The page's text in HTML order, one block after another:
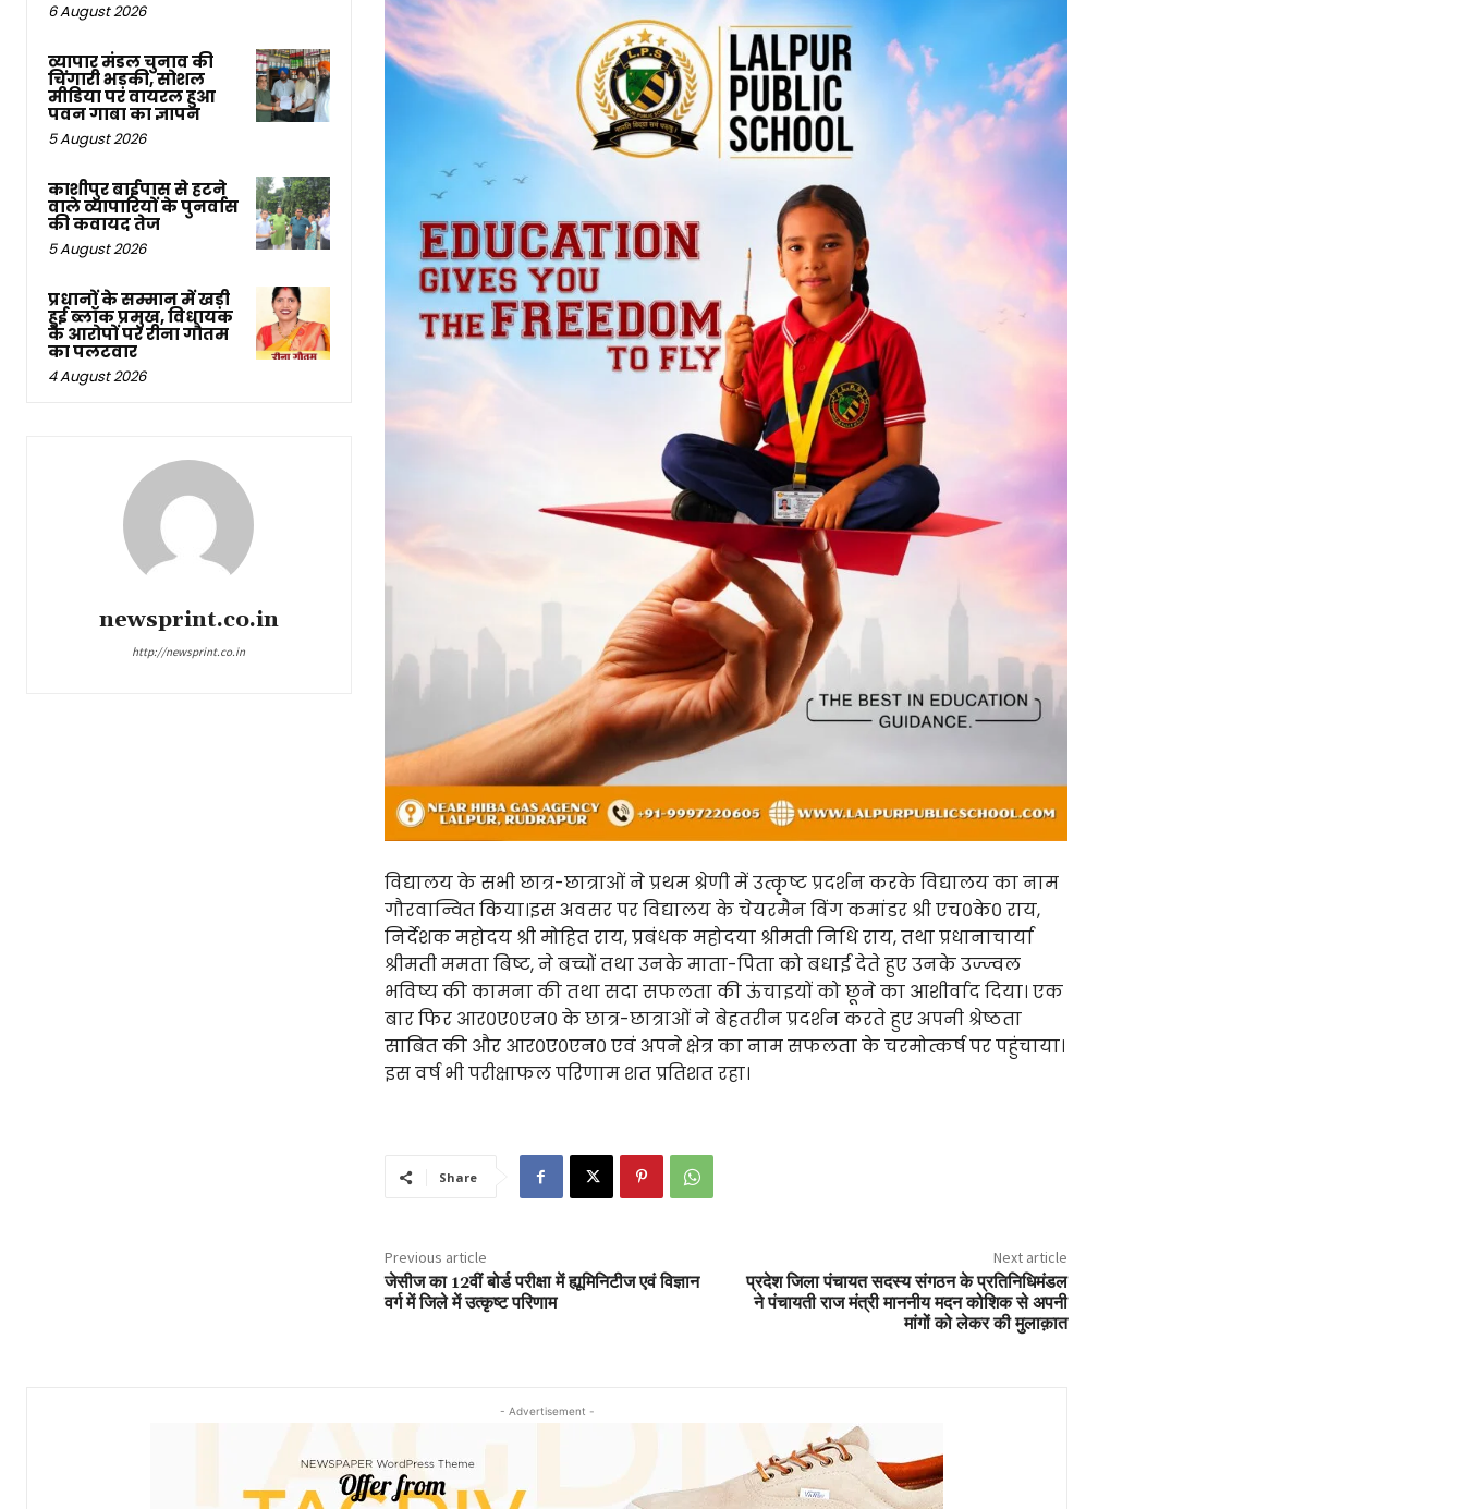
6 August 2026
व्यापार मंडल चुनाव की
चिंगारी भड़की, सोशल
मीडिया पर वायरल हुआ
पवन गाबा का ज्ञापन
5 August 2026
काशीपुर बाईपास से हटने
वाले व्यापारियों के पुनर्वास
की कवायद तेज
5 August 2026
प्रधानों के सम्मान में खड़ी
हुई ब्लॉक प्रमुख, विधायक
के आरोपों पर रीना गौतम
का पलटवार
4 August 2026
newsprint.co.in
http://newsprint.co.in
विद्यालय के सभी छात्र-छात्राओं ने प्रथम श्रेणी में उत्कृष्ट प्रदर्शन करके विद्यालय का नाम
गौरवान्वित किया।इस अवसर पर विद्यालय के चेयरमैन विंग कमांडर श्री एच०के० राय,
निर्देशक महोदय श्री मोहित राय, प्रबंधक महोदया श्रीमती निधि राय, तथा प्रधानाचार्या
श्रीमती ममता बिष्ट, ने बच्चों तथा उनके माता-पिता को बधाई देते हुए उनके उज्ज्वल
भविष्य की कामना की तथा सदा सफलता की ऊंचाइयों को छूने का आशीर्वाद दिया। एक
बार फिर आर०ए०एन० के छात्र-छात्राओं ने बेहतरीन प्रदर्शन करते हुए अपनी श्रेष्ठता
साबित की और आर०ए०एन० एवं अपने क्षेत्र का नाम सफलता के चरमोत्कर्ष पर पहुंचाया।
इस वर्ष भी परीक्षाफल परिणाम शत प्रतिशत रहा।
Share
Previous article
जेसीज का 12वीं बोर्ड परीक्षा में ह्यूमिनिटीज एवं विज्ञान
वर्ग में जिले में उत्कृष्ट परिणाम
Next article
प्रदेश जिला पंचायत सदस्य संगठन के प्रतिनिधिमंडल
ने पंचायती राज मंत्री माननीय मदन कोशिक से अपनी
मांगों को लेकर की मुलाक़ात
- Advertisement -